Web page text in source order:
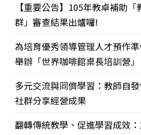
【重要公告】105年教卓補助
群」審查結果出爐囉!
為培育優秀領導管理人才預作
舉辦「世界咖啡館桌長培訓營」
多元交流與同儕學習：教師自
社群分享經營成果
翻轉傳統教學、促進學習成效